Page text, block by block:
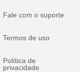
Fale com o suporte
Termos de uso
Política de
privacidade